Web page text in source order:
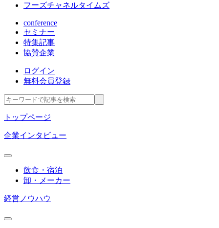
フーズチャネルタイムズ
conference
セミナー
特集記事
協賛企業
ログイン
無料会員登録
トップページ
企業インタビュー
飲食・宿泊
卸・メーカー
経営ノウハウ